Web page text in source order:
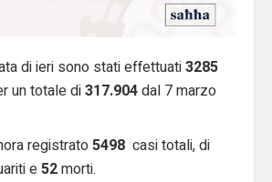
di ieri sono stati effettuati3285
un totale di317.904dal 7 marzo
registrato5498casi totali, di
e52morti.